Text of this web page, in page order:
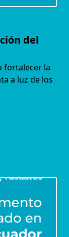
del
fortalecer la
a luz de los